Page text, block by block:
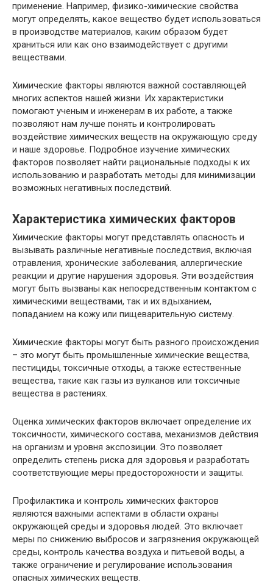
применение. Например, физико-химические свойства
могут определять, какое вещество будет использоваться
в производстве материалов, каким образом будет
храниться или как оно взаимодействует с другими
веществами.
Химические факторы являются важной составляющей
многих аспектов нашей жизни. Их характеристики
помогают ученым и инженерам в их работе, а также
позволяют нам лучше понять и контролировать
воздействие химических веществ на окружающую среду
и наше здоровье. Подробное изучение химических
факторов позволяет найти рациональные подходы к их
использованию и разработать методы для минимизации
возможных негативных последствий.
Характеристика химических факторов
Химические факторы могут представлять опасность и
вызывать различные негативные последствия, включая
отравления, хронические заболевания, аллергические
реакции и другие нарушения здоровья. Эти воздействия
могут быть вызваны как непосредственным контактом с
химическими веществами, так и их вдыханием,
попаданием на кожу или пищеварительную систему.
Химические факторы могут быть разного происхождения
– это могут быть промышленные химические вещества,
пестициды, токсичные отходы, а также естественные
вещества, такие как газы из вулканов или токсичные
вещества в растениях.
Оценка химических факторов включает определение их
токсичности, химического состава, механизмов действия
на организм и уровня экспозиции. Это позволяет
определить степень риска для здоровья и разработать
соответствующие меры предосторожности и защиты.
Профилактика и контроль химических факторов
являются важными аспектами в области охраны
окружающей среды и здоровья людей. Это включает
меры по снижению выбросов и загрязнения окружающей
среды, контроль качества воздуха и питьевой воды, а
также ограничение и регулирование использования
опасных химических веществ.